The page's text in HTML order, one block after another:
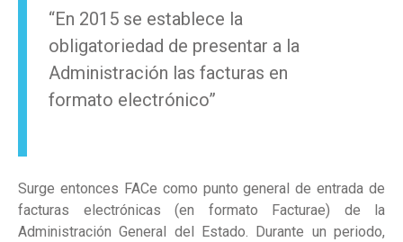
“En 2015 se establece la
obligatoriedad de presentar a la
Administración las facturas en
formato electrónico”
Surge entonces FACe como punto general de entrada de
facturas electrónicas (en formato Facturae) de la
Administración General del Estado. Durante un periodo,